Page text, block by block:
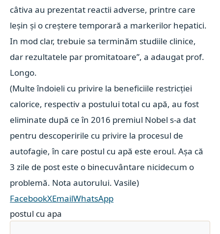
câtiva au prezentat reactii adverse, printre care
leșin și o creștere temporară a markerilor hepatici.
In mod clar, trebuie sa terminăm studiile clinice,
dar rezultatele par promitatoare”, a adaugat prof.
Longo.
(Multe îndoieli cu privire la beneficiile restricției
calorice, respectiv a postului total cu apă, au fost
eliminate după ce în 2016 premiul Nobel s-a dat
pentru descoperirile cu privire la procesul de
autofagie, în care postul cu apă este eroul. Așa că
3 zile de post este o binecuvântare nicidecum o
problemă. Nota autorului. Vasile)
FacebookXEmailWhatsApp
postul cu apa